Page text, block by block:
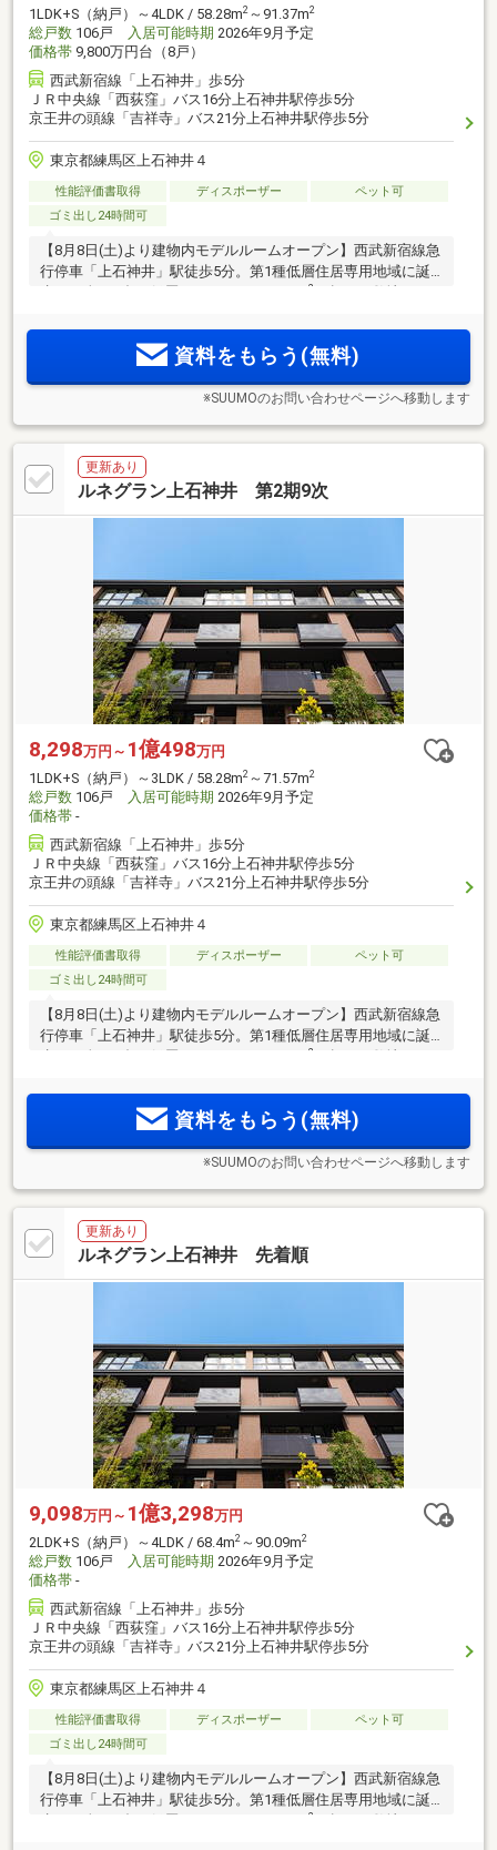
1LDK+S（納戸）～4LDK / 58.28m2 ～91.37m2
総戸数 106戸 入居可能時期 2026年9月予定
価格帯 9,800万円台（8戸）
西武新宿線「上石神井」歩5分
ＪＲ中央線「西荻窪」バス16分上石神井駅停歩5分
京王井の頭線「吉祥寺」バス21分上石神井駅停歩5分
東京都練馬区上石神井４
性能評価書取得 ディスポーザー
ペット可
ゴミ出し24時間可
【8月8日(土)より建物内モデルルームオープン】西武新宿線急
行停車「上石神井」駅徒歩5分。第1種低層住居専用地域に誕
2
直通14分。ハイサッシや、全熱交換型換気「エアテス」の採
用など光と風に着目したプラン資料をもらう(無料)
※SUUMOのお問い合わせページへ移動します
更新あり
ルネグラン上石神井 第2期9次
8,298万円～ 1億498万円
1LDK+S（納戸）～3LDK / 58.28m2 ～71.57m2
総戸数 106戸 入居可能時期 2026年9月予定
価格帯 -
西武新宿線「上石神井」歩5分
ＪＲ中央線「西荻窪」バス16分上石神井駅停歩5分
京王井の頭線「吉祥寺」バス21分上石神井駅停歩5分
東京都練馬区上石神井４
性能評価書取得 ディスポーザー
ペット可
ゴミ出し24時間可
【8月8日(土)より建物内モデルルームオープン】西武新宿線急
行停車「上石神井」駅徒歩5分。第1種低層住居専用地域に誕
2
直通14分。ハイサッシや、全熱交換型換気「エアテス」の採
用など光と風に着目したプラン資料をもらう(無料)
※SUUMOのお問い合わせページへ移動します
更新あり
ルネグラン上石神井 先着順
9,098万円～ 1億3,298万円
2LDK+S（納戸）～4LDK / 68.4m2 ～90.09m2
総戸数 106戸 入居可能時期 2026年9月予定
価格帯 -
西武新宿線「上石神井」歩5分
ＪＲ中央線「西荻窪」バス16分上石神井駅停歩5分
京王井の頭線「吉祥寺」バス21分上石神井駅停歩5分
東京都練馬区上石神井４
性能評価書取得 ディスポーザー
ペット可
ゴミ出し24時間可
【8月8日(土)より建物内モデルルームオープン】西武新宿線急
行停車「上石神井」駅徒歩5分。第1種低層住居専用地域に誕
2